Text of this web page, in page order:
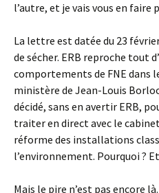
l’autre, et je vais vous en faire
La lettre est datée du 23
de sécher. ERB reproche tout
comportements de FNE dans
ministère de Jean-Louis
décidé, sans en avertir ERB,
traiter en direct avec le
réforme des installations
l’environnement. Pourquoi ?
Mais le pire n’est pas encore